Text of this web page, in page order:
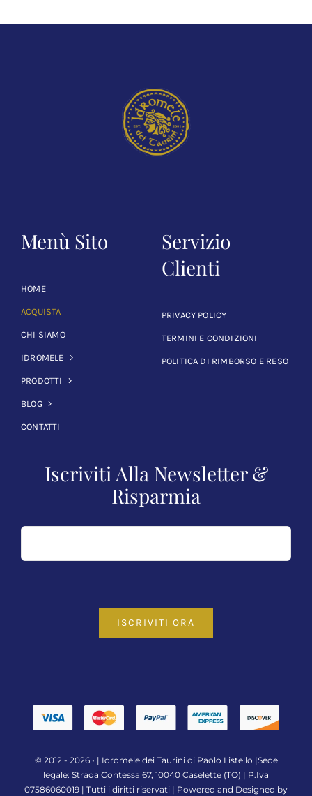
Menù Sito
HOME
ACQUISTA
CHI SIAMO
IDROMELE
PRODOTTI
BLOG
CONTATTI
Servizio
Clienti
PRIVACY POLICY
TERMINI E CONDIZIONI
POLITICA DI RIMBORSO E RESO
Iscriviti Alla Newsletter &
Risparmia
ISCRIVITI ORA
© 2012 - 2026 • | Idromele dei Taurini di Paolo Listello |Sede
legale: Strada Contessa 67, 10040 Caselette (TO) | P.Iva
07586060019 | Tutti i diritti riservati | Powered and Designed by